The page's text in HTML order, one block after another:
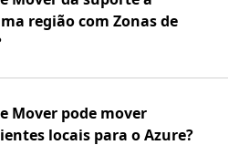
região com Zonas de
Mover pode mover
locais para o Azure?